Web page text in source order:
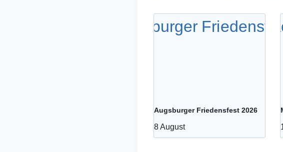
Augsburger Friedensfest 2026
8 August